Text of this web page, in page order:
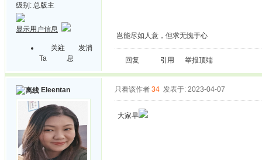
级别: 总版主
显示用户信息
关注
Ta
发消
息
岂能尽如人意，但求无愧于心
回复 引用 举报顶端
Eleentan 只看该作者 34 发表于: 2023-04-07
大家早